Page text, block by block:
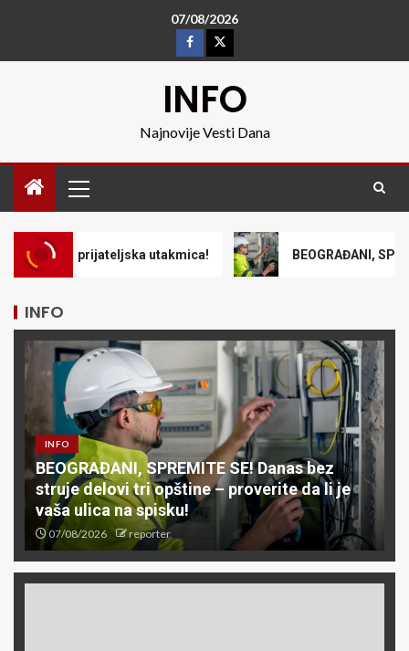
07/08/2026
INFO
Najnovije Vesti Dana
prijateljska utakmica! BEOGRAĐANI, SPREMITE
INFO
INFO
BEOGRAĐANI, SPREMITE SE! Danas bez
struje delovi tri opštine – proverite da li je
vaša ulica na spisku!
07/08/2026 reporter